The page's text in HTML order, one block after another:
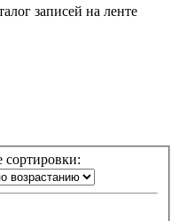
записей на ленте
сортировки: